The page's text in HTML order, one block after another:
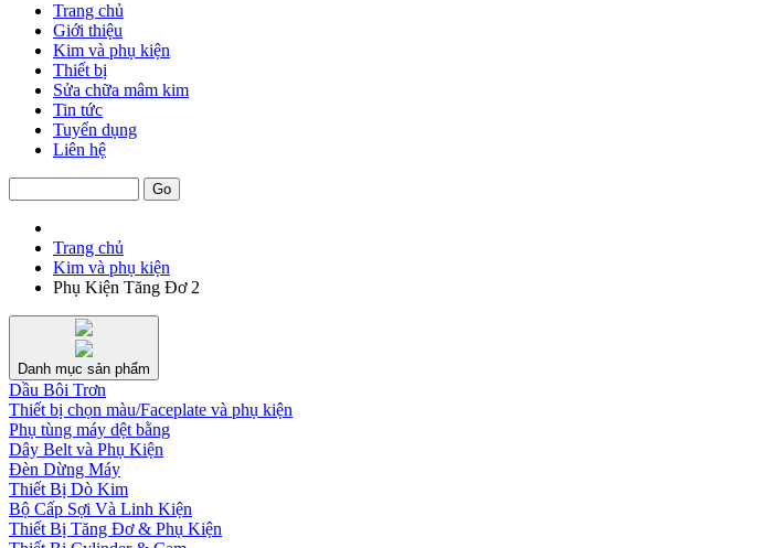
Trang chủ
Giới thiệu
Kim và phụ kiện
Thiết bị
Sửa chữa mâm kim
Tin tức
Tuyển dụng
Liên hệ
Trang chủ
Kim và phụ kiện
Phụ Kiện Tăng Đơ 2
Danh mục sản phẩm
Dầu Bôi Trơn
Thiết bị chọn màu/Faceplate và phụ kiện
Phụ tùng máy dệt bằng
Dây Belt và Phụ Kiện
Đèn Dừng Máy
Thiết Bị Dò Kim
Bộ Cấp Sợi Và Linh Kiện
Thiết Bị Tăng Đơ & Phụ Kiện